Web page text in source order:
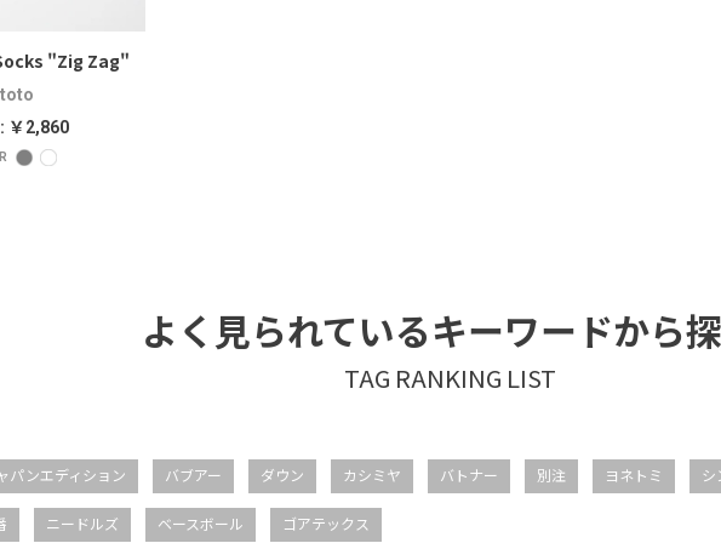
"Zig Zag"
￥2,860
よく見られているキーワードから
パンエディション バブアー ダウン カシミヤ バトナー 別注 ヨネトミ シ
ニードルズ ベースボール ゴアテックス